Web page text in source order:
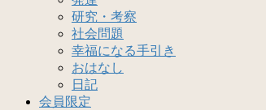
研究・考察
社会問題
幸福になる手引き
おはなし
日記
会員限定